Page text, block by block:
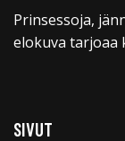
Prinsessoja,
elokuva tarjoaa
SIVUT